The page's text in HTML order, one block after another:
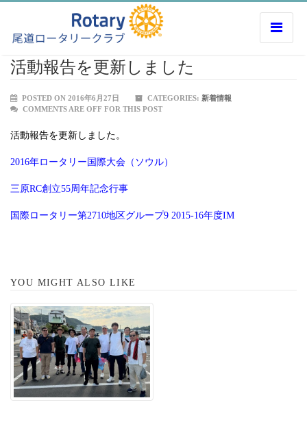
活動報告を更新しました
POSTED ON 2016年6月27日 CATEGORIES: 新着情報
COMMENTS ARE OFF FOR THIS POST
活動報告を更新しました。
2016年ロータリー国際大会（ソウル）
三原RC創立55周年記念行事
国際ロータリー第2710地区グループ9 2015-16年度IM
YOU MIGHT ALSO LIKE